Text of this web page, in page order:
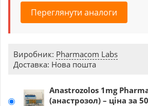
Переглянути аналоги
Виробник: Pharmacom Labs
Доставка: Нова пошта
Anastrozolos 1mg
(анастрозол) – ціна за